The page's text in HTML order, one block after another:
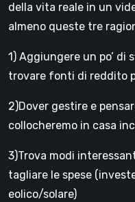
della vita reale in un
almeno queste tre
1️) Aggiungere un po’ di
trovare fonti di reddito
2)Dover gestire e
collocheremo in casa
3️)Trova modi
tagliare le spese
eolico/solare)